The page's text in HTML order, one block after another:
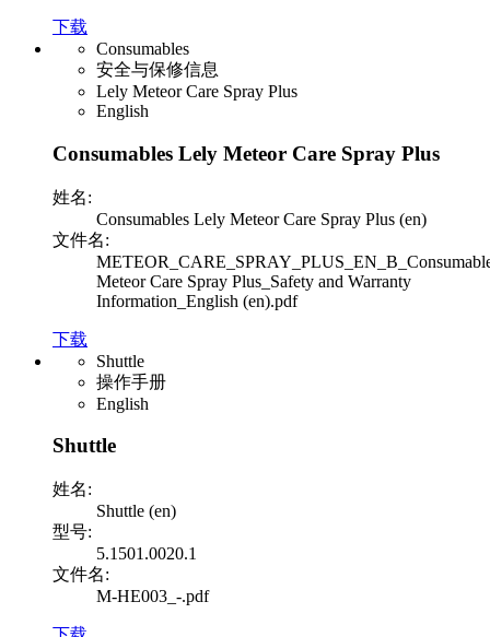
下载
Consumables
安全与保修信息
Lely Meteor Care Spray Plus
English
Consumables Lely Meteor Care Spray Plus
姓名:
Consumables Lely Meteor Care Spray Plus (en)
文件名:
Meteor Care Spray Plus_Safety and Warranty
Information_English (en).pdf
下载
Shuttle
操作手册
English
Shuttle
姓名:
Shuttle (en)
型号:
5.1501.0020.1
文件名:
M-HE003_-.pdf